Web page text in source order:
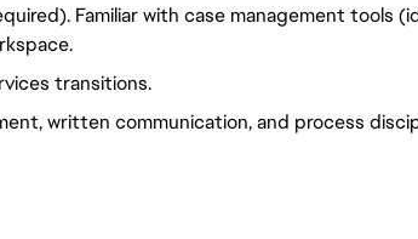
Familiar with case management tools
transitions.
written communication, and process